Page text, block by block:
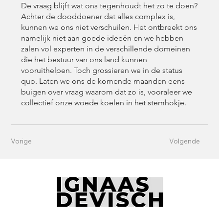
De vraag blijft wat ons tegenhoudt het zo te doen?
Achter de dood­doener dat alles complex is,
kunnen we ons niet verschuilen. Het ontbreekt ons
namelijk niet aan goede ideeën en we hebben
zalen vol experten in de verschillende domeinen
die het bestuur van ons land kunnen
vooruithelpen. Toch grossieren we in de status
quo. Laten we ons de ­komende maanden eens
buigen over vraag waarom dat zo is, vooraleer we
collectief onze woede koelen in het stemhokje.
Vorige Volgende